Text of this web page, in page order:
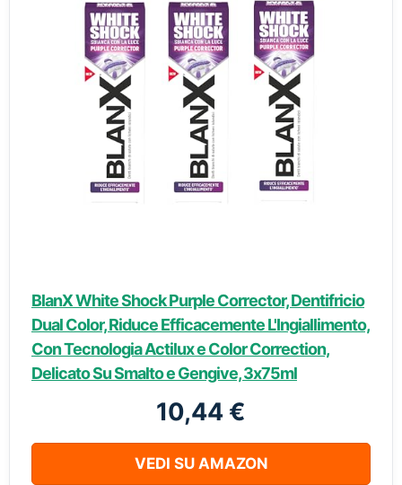
BlanX White Shock Purple Corrector, Dentifricio
Dual Color, Riduce Efficacemente L'Ingiallimento,
Con Tecnologia Actilux e Color Correction,
Delicato Su Smalto e Gengive, 3x75ml
10,44 €
VEDI SU AMAZON